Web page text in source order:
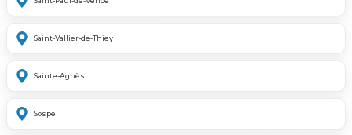
Saint-Vallier-de-Thiey
Sainte-Agnès
Sospel